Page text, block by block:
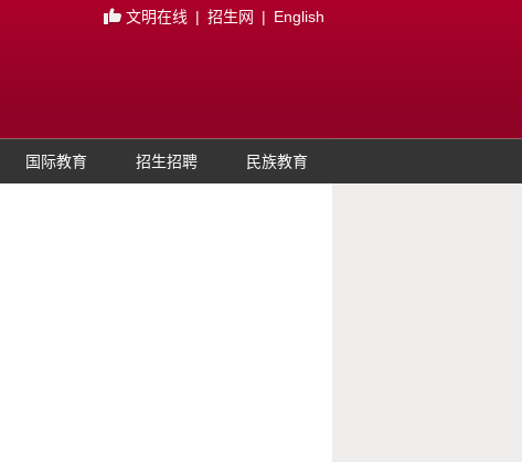
文明在线 | 招生网 | English
国际教育 招生招聘 民族教育